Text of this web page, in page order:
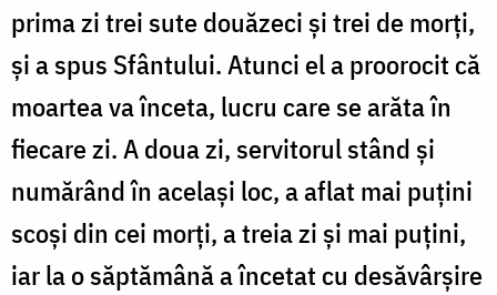
prima zi trei sute douăzeci și trei de morți,
și a spus Sfântului. Atunci el a proorocit că
moartea va înceta, lucru care se arăta în
fiecare zi. A doua zi, servitorul stând și
numărând în același loc, a aflat mai puțini
scoși din cei morți, a treia zi și mai puțini,
iar la o săptămână a încetat cu desăvârșire